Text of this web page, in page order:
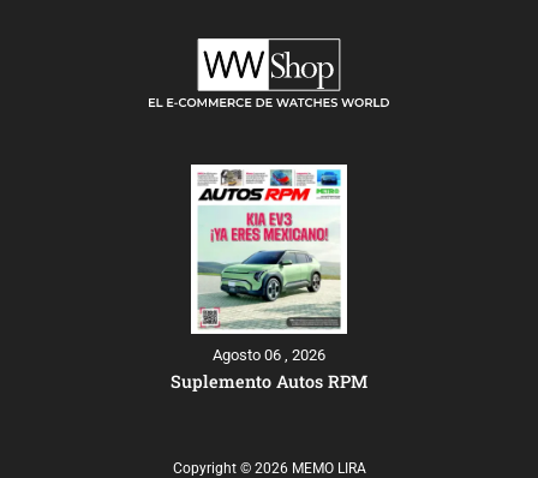
Agosto 06 , 2026
Suplemento Autos RPM
Copyright © 2026 MEMO LIRA